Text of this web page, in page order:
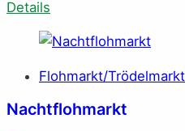
Details
Flohmarkt/
Nachtflohmarkt